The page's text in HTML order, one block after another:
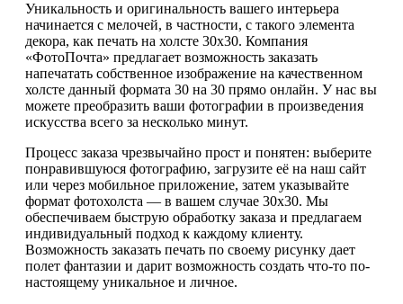
Уникальность и оригинальность вашего интерьера
начинается с мелочей, в частности, с такого элемента
декора, как печать на холсте 30х30. Компания
«ФотоПочта» предлагает возможность заказать
напечатать собственное изображение на качественном
холсте данный формата 30 на 30 прямо онлайн. У нас вы
можете преобразить ваши фотографии в произведения
искусства всего за несколько минут.
Процесс заказа чрезвычайно прост и понятен: выберите
понравившуюся фотографию, загрузите её на наш сайт
или через мобильное приложение, затем указывайте
формат фотохолста — в вашем случае 30х30. Мы
обеспечиваем быструю обработку заказа и предлагаем
индивидуальный подход к каждому клиенту.
Возможность заказать печать по своему рисунку дает
полет фантазии и дарит возможность создать что-то по-
настоящему уникальное и личное.